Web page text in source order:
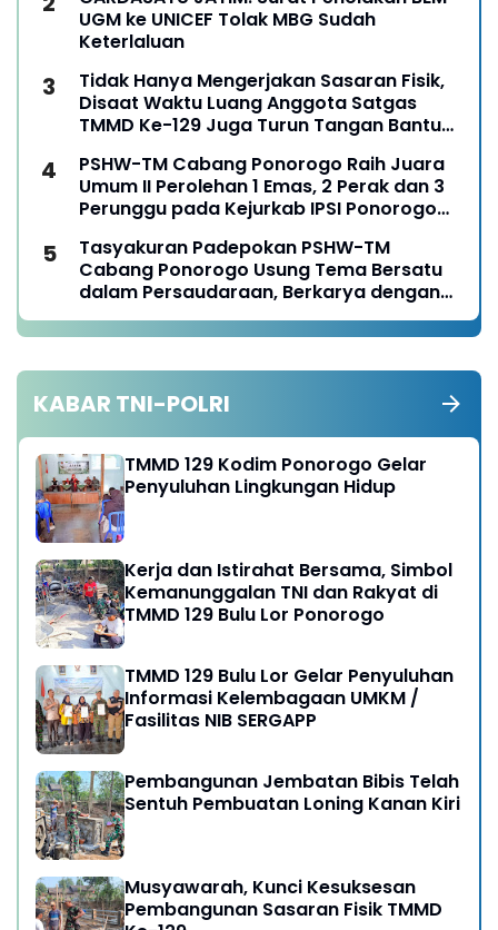
UGM ke UNICEF Tolak MBG Sudah
Keterlaluan
Tidak Hanya Mengerjakan Sasaran Fisik,
Disaat Waktu Luang Anggota Satgas
TMMD Ke-129 Juga Turun Tangan Bantu
PSHW-TM Cabang Ponorogo Raih Juara
Umum II Perolehan 1 Emas, 2 Perak dan 3
Perunggu pada Kejurkab IPSI Ponorogo
Tasyakuran Padepokan PSHW-TM
Cabang Ponorogo Usung Tema Bersatu
dalam Persaudaraan, Berkarya dengan
Keikhlasan dan Mengabdi dengan
Tanggungjawab
KABAR TNI-POLRI
TMMD 129 Kodim Ponorogo Gelar
Penyuluhan Lingkungan Hidup
Kerja dan Istirahat Bersama, Simbol
Kemanunggalan TNI dan Rakyat di
TMMD 129 Bulu Lor Ponorogo
TMMD 129 Bulu Lor Gelar Penyuluhan
Informasi Kelembagaan UMKM /
Fasilitas NIB SERGAPP
Pembangunan Jembatan Bibis Telah
Sentuh Pembuatan Loning Kanan Kiri
Musyawarah, Kunci Kesuksesan
Pembangunan Sasaran Fisik TMMD